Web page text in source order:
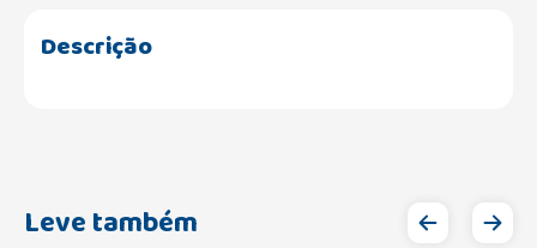
Descrição
Leve também